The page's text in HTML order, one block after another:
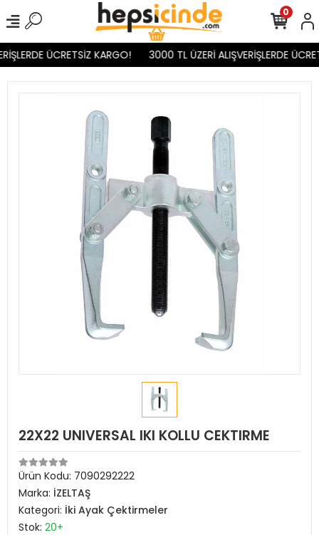
ÜCRETSİZ KARGO! 3000 TL ÜZERİ ALIŞVERİŞLERDE
0
22X22 UNIVERSAL IKI KOLLU CEKTIRME
Ürün Kodu: 7090292222
Marka: İZELTAŞ
Kategori: İki Ayak Çektirmeler
Stok: 20+